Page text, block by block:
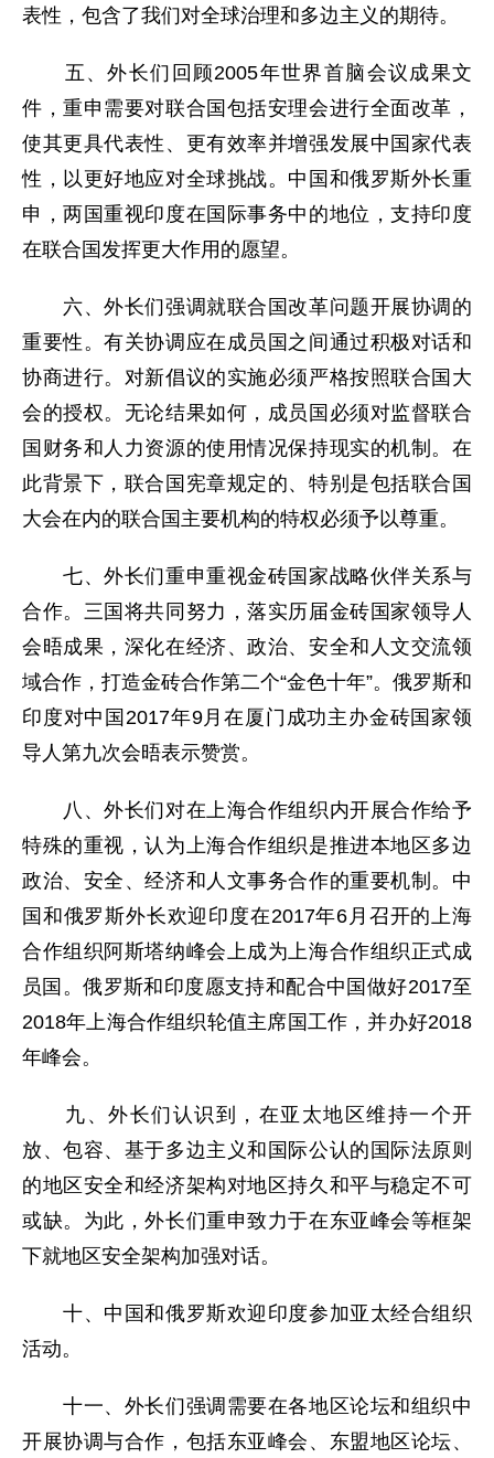
表性，包含了我们对全球治理和多边主义的期待。
五、外长们回顾2005年世界首脑会议成果文
件，重申需要对联合国包括安理会进行全面改革，
使其更具代表性、更有效率并增强发展中国家代表
性，以更好地应对全球挑战。中国和俄罗斯外长重
申，两国重视印度在国际事务中的地位，支持印度
在联合国发挥更大作用的愿望。
六、外长们强调就联合国改革问题开展协调的
重要性。有关协调应在成员国之间通过积极对话和
协商进行。对新倡议的实施必须严格按照联合国大
会的授权。无论结果如何，成员国必须对监督联合
国财务和人力资源的使用情况保持现实的机制。在
此背景下，联合国宪章规定的、特别是包括联合国
大会在内的联合国主要机构的特权必须予以尊重。
七、外长们重申重视金砖国家战略伙伴关系与
合作。三国将共同努力，落实历届金砖国家领导人
会晤成果，深化在经济、政治、安全和人文交流领
域合作，打造金砖合作第二个“金色十年”。俄罗斯和
印度对中国2017年9月在厦门成功主办金砖国家领
导人第九次会晤表示赞赏。
八、外长们对在上海合作组织内开展合作给予
特殊的重视，认为上海合作组织是推进本地区多边
政治、安全、经济和人文事务合作的重要机制。中
国和俄罗斯外长欢迎印度在2017年6月召开的上海
合作组织阿斯塔纳峰会上成为上海合作组织正式成
员国。俄罗斯和印度愿支持和配合中国做好2017至
2018年上海合作组织轮值主席国工作，并办好2018
年峰会。
九、外长们认识到，在亚太地区维持一个开
放、包容、基于多边主义和国际公认的国际法原则
的地区安全和经济架构对地区持久和平与稳定不可
或缺。为此，外长们重申致力于在东亚峰会等框架
下就地区安全架构加强对话。
十、中国和俄罗斯欢迎印度参加亚太经合组织
活动。
十一、外长们强调需要在各地区论坛和组织中
开展协调与合作，包括东亚峰会、东盟地区论坛、